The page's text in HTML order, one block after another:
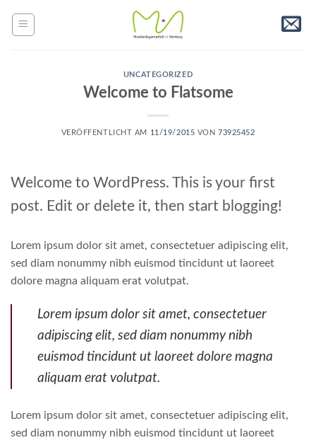
UNCATEGORIZED
Welcome to Flatsome
VERÖFFENTLICHT AM 11/19/2015 VON73925452
Welcome to WordPress. This is your first
post. Edit or delete it, then start blogging!
Lorem ipsum dolor sit amet, consectetuer adipiscing elit,
sed diam nonummy nibh euismod tincidunt ut laoreet
dolore magna aliquam erat volutpat.
Lorem ipsum dolor sit amet, consectetuer
adipiscing elit, sed diam nonummy nibh
euismod tincidunt ut laoreet dolore magna
aliquam erat volutpat.
Lorem ipsum dolor sit amet, consectetuer adipiscing elit,
sed diam nonummy nibh euismod tincidunt ut laoreet